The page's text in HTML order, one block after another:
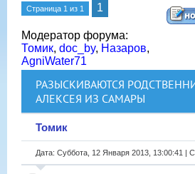
Страница 1 из 1 1
Модератор форума:
Томик, doc_by, Назаров,
AgniWater71
РАЗЫСКИВАЮТСЯ
АЛЕКСЕЯ ИЗ САМАРЫ
Томик
Дата: Суббота, 12 Января 2013, 13:00:41 |